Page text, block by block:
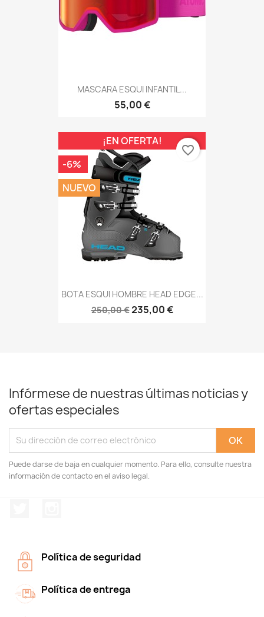
MASCARA ESQUI INFANTIL...
55,00 €
BOTA ESQUI HOMBRE HEAD EDGE...
250,00 €235,00 €
¡EN OFERTA!
-6%
NUEVO
favorite_border
Infórmese de nuestras últimas noticias y
ofertas especiales
Puede darse de baja en cualquier momento. Para ello, consulte nuestra
información de contacto en el aviso legal.
Política de seguridad
Política de entrega